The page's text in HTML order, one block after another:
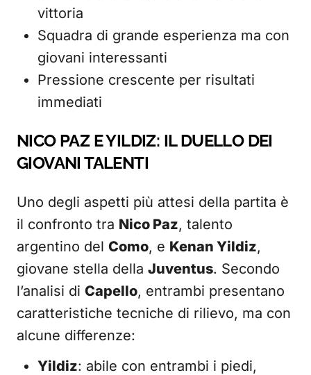
vittoria
Squadra di grande esperienza ma con
giovani interessanti
Pressione crescente per risultati
immediati
NICO PAZ E YILDIZ: IL DUELLO DEI
GIOVANI TALENTI
Uno degli aspetti più attesi della partita è
il confronto tra Nico Paz, talento
argentino del Como, e Kenan Yildiz,
giovane stella della Juventus. Secondo
l’analisi di Capello, entrambi presentano
caratteristiche tecniche di rilievo, ma con
alcune differenze:
Yildiz: abile con entrambi i piedi,